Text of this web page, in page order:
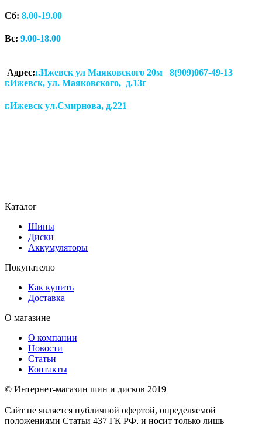
Сб: 8.00-19.00
Вс: 9.00-18.00
Адрес:г.Ижевск ул Маяковского 20м 8(909)067-49-13
г.Ижевск, ул. Маяковского, д.13г
г.Ижевск ул.Смирнова, д.221
Каталог
Шины
Диски
Аккумуляторы
Покупателю
Как купить
Доставка
О магазине
О компании
Новости
Статьи
Контакты
© Интернет-магазин шин и дисков 2019
Сайт не является публичной офертой, определяемой
положениями Статьи 437 ГК РФ, и носит только лишь